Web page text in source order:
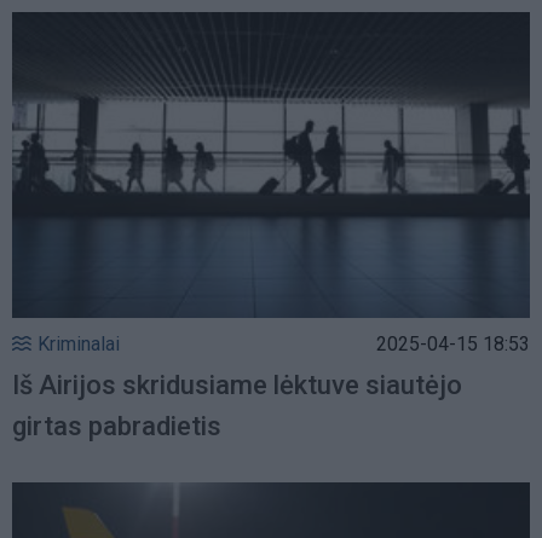
Kriminalai 2025-04-15 18:53
Iš Airijos skridusiame lėktuve siautėjo
girtas pabradietis